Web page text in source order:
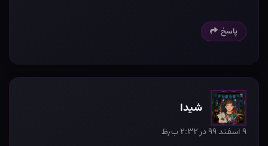
پاسخ
شیدا
۹ اسفند ۹۹ در ۲:۳۲ ب٫ظ